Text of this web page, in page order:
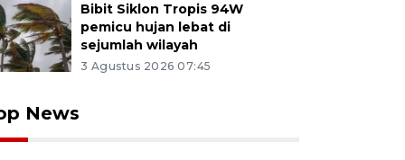
Bibit Siklon Tropis 94W
pemicu hujan lebat di
sejumlah wilayah
3 Agustus 2026 07:45
News